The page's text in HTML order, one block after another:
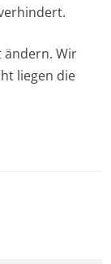
ändern. Wir
liegen die